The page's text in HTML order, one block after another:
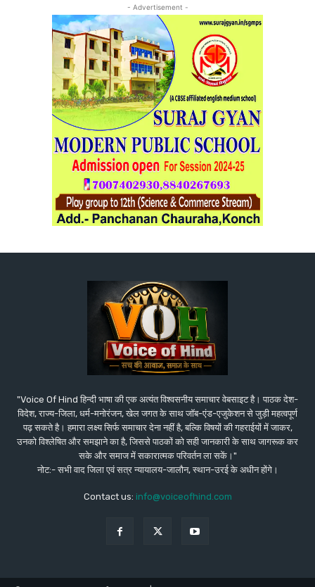
- Advertisement -
"Voice Of Hind हिन्दी भाषा की एक अत्यंत विश्वसनीय समाचार वेबसाइट है। पाठक देश-
विदेश, राज्य-जिला, धर्म-मनोरंजन, खेल जगत के साथ जॉब-एंड-एजुकेशन से जुड़ी महत्वपूर्ण
पढ़ सकते है। हमारा लक्ष्य सिर्फ समाचार देना नहीं है, बल्कि विषयों की गहराईयों में जाकर,
उनको विश्लेषित और समझाने का है, जिससे पाठकों को सही जानकारी के साथ जागरूक कर
सके और समाज में सकारात्मक परिवर्तन ला सकें।"
नोट:- सभी वाद जिला एवं सत्र न्यायालय-जालौन, स्थान-उरई के अधीन होंगे।
Contact us: info@voiceofhind.com